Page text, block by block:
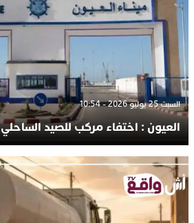
السبت 25 يوليو 2026 - 10:54
العيون : اختفاء مركب للصيد